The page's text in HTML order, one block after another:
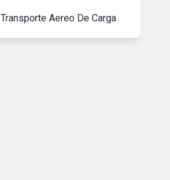
Transporte Aereo De Carga